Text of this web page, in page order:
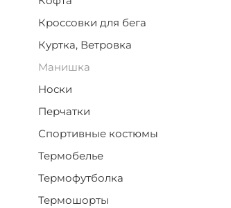
Кроссовки для бега
Куртка, Ветровка
Манишка
Носки
Перчатки
Спортивные костюмы
Термобелье
Термофутболка
Термошорты